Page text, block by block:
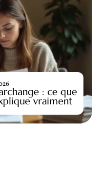
: ce que
vraiment